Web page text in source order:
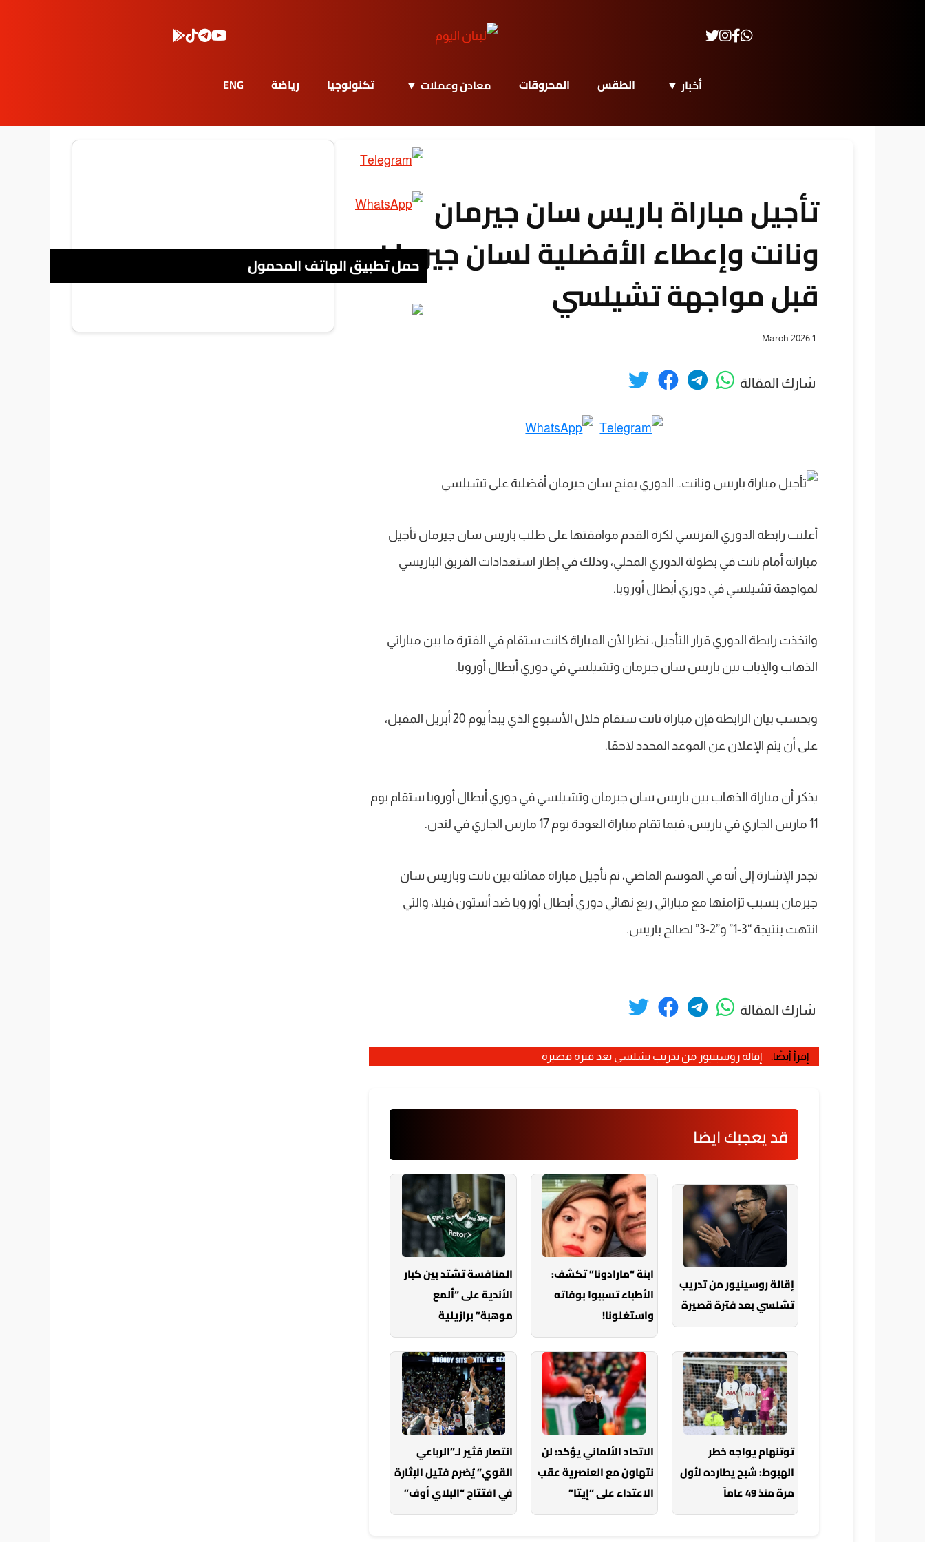
أخبار الطقس المحروقات معادن وعملات تكنولوجيا رياضة ENG
تأجيل مباراة باريس سان جيرمان
ونانت وإعطاء الأفضلية لسان جيرمان
قبل مواجهة تشيلسي
1 March 2026
شارك المقالة
أعلنت رابطة الدوري الفرنسي لكرة القدم موافقتها على طلب باريس سان جيرمان تأجيل
مباراته أمام نانت في بطولة الدوري المحلي، وذلك في إطار استعدادات الفريق الباريسي
لمواجهة تشيلسي في دوري أبطال أوروبا.
واتخذت رابطة الدوري قرار التأجيل، نظرا لأن المباراة كانت ستقام في الفترة ما بين مباراتي
الذهاب والإياب بين باريس سان جيرمان وتشيلسي في دوري أبطال أوروبا.
وبحسب بيان الرابطة فإن مباراة نانت ستقام خلال الأسبوع الذي يبدأ يوم 20 أبريل المقبل،
على أن يتم الإعلان عن الموعد المحدد لاحقا.
يذكر أن مباراة الذهاب بين باريس سان جيرمان وتشيلسي في دوري أبطال أوروبا ستقام يوم
11 مارس الجاري في باريس، فيما تقام مباراة العودة يوم 17 مارس الجاري في لندن.
تجدر الإشارة إلى أنه في الموسم الماضي، تم تأجيل مباراة مماثلة بين نانت وباريس سان
جيرمان بسبب تزامنها مع مباراتي ربع نهائي دوري أبطال أوروبا ضد أستون فيلا، والتي
انتهت بنتيجة “3-1” و”2-3” لصالح باريس.
شارك المقالة
إقرأ أيضًا: إقالة روسينيور من تدريب تشلسي بعد فترة قصيرة
قد يعجبك ايضا
إقالة روسينيور من تدريب
تشلسي بعد فترة قصيرة
ابنة “مارادونا” تكشف:
الأطباء تسببوا بوفاته
واستغلونا!
المنافسة تشتد بين كبار
الأندية على “ألمع
موهبة” برازيلية
توتنهام يواجه خطر
الهبوط: شبح يطارده لأول
مرة منذ 49 عاماً
الاتحاد الألماني يؤكد: لن
نتهاون مع العنصرية عقب
الاعتداء على “إيتا”
انتصار مُثير لـ”الرباعي
القوي” يُضرم فتيل الإثارة
في افتتاح “البلاي أوف”
حمل تطبيق الهاتف المحمول